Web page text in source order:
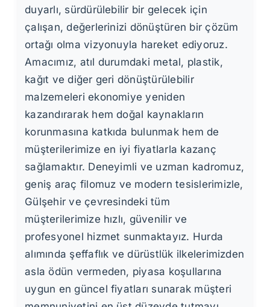
duyarlı, sürdürülebilir bir gelecek için
çalışan, değerlerinizi dönüştüren bir çözüm
ortağı olma vizyonuyla hareket ediyoruz.
Amacımız, atıl durumdaki metal, plastik,
kağıt ve diğer geri dönüştürülebilir
malzemeleri ekonomiye yeniden
kazandırarak hem doğal kaynakların
korunmasına katkıda bulunmak hem de
müşterilerimize en iyi fiyatlarla kazanç
sağlamaktır. Deneyimli ve uzman kadromuz,
geniş araç filomuz ve modern tesislerimizle,
Gülşehir ve çevresindeki tüm
müşterilerimize hızlı, güvenilir ve
profesyonel hizmet sunmaktayız. Hurda
alımında şeffaflık ve dürüstlük ilkelerimizden
asla ödün vermeden, piyasa koşullarına
uygun en güncel fiyatları sunarak müşteri